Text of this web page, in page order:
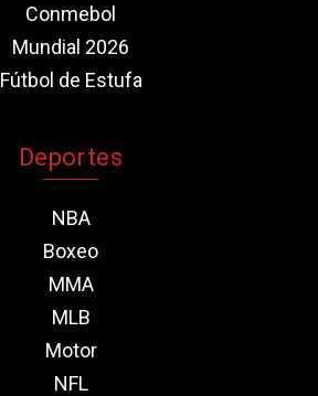
Conmebol
Mundial 2026
Fútbol de Estufa
Deportes
NBA
Boxeo
MMA
MLB
Motor
NFL